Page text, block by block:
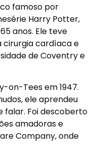
famoso por
Harry Potter,
anos. Ele teve
cirurgia cardíaca e
de Coventry e
on-Tees em 1947.
ele aprendeu
falar. Foi descoberto
amadoras e
Company, onde